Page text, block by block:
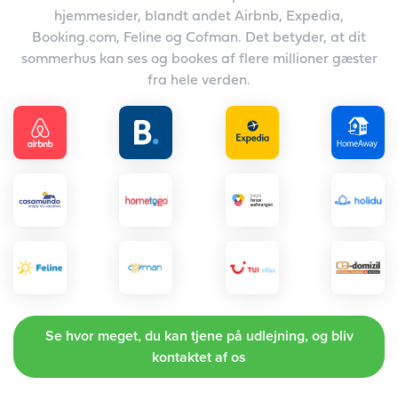
hjemmesider, blandt andet Airbnb, Expedia,
Booking.com, Feline og Cofman. Det betyder, at dit
sommerhus kan ses og bookes af flere millioner gæster
fra hele verden.
Se hvor meget, du kan tjene på udlejning, og bliv
kontaktet af os